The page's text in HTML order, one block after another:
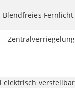
Blendfreies Fernlicht,
Zentralverriegelung
elektrisch verstellbar